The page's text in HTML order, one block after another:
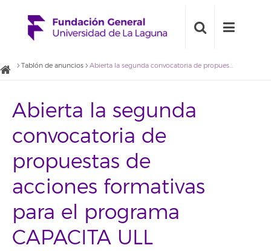
Tablón de anuncios Abierta la segunda convocatoria de propuestas de acciones formativas para el programa CAPACITA ULL
Abierta la segunda
convocatoria de
propuestas de
acciones formativas
para el programa
CAPACITA ULL